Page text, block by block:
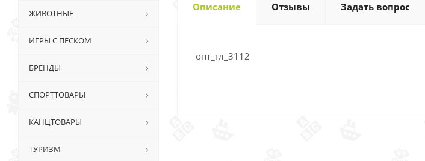
Описание Отзывы Задать вопрос
опт_гл_3112
ЖИВОТНЫЕ
ИГРЫ С ПЕСКОМ
БРЕНДЫ
СПОРТТОВАРЫ
КАНЦТОВАРЫ
ТУРИЗМ